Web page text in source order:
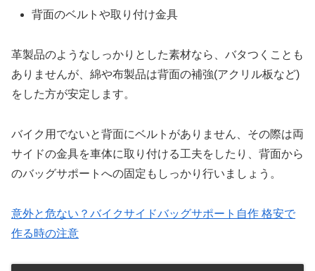
背面のベルトや取り付け金具
革製品のようなしっかりとした素材なら、バタつくことも
ありませんが、綿や布製品は背面の補強(アクリル板など)
をした方が安定します。
バイク用でないと背面にベルトがありません、その際は両
サイドの金具を車体に取り付ける工夫をしたり、背面から
のバッグサポートへの固定もしっかり行いましょう。
意外と危ない？バイクサイドバッグサポート自作 格安で
作る時の注意